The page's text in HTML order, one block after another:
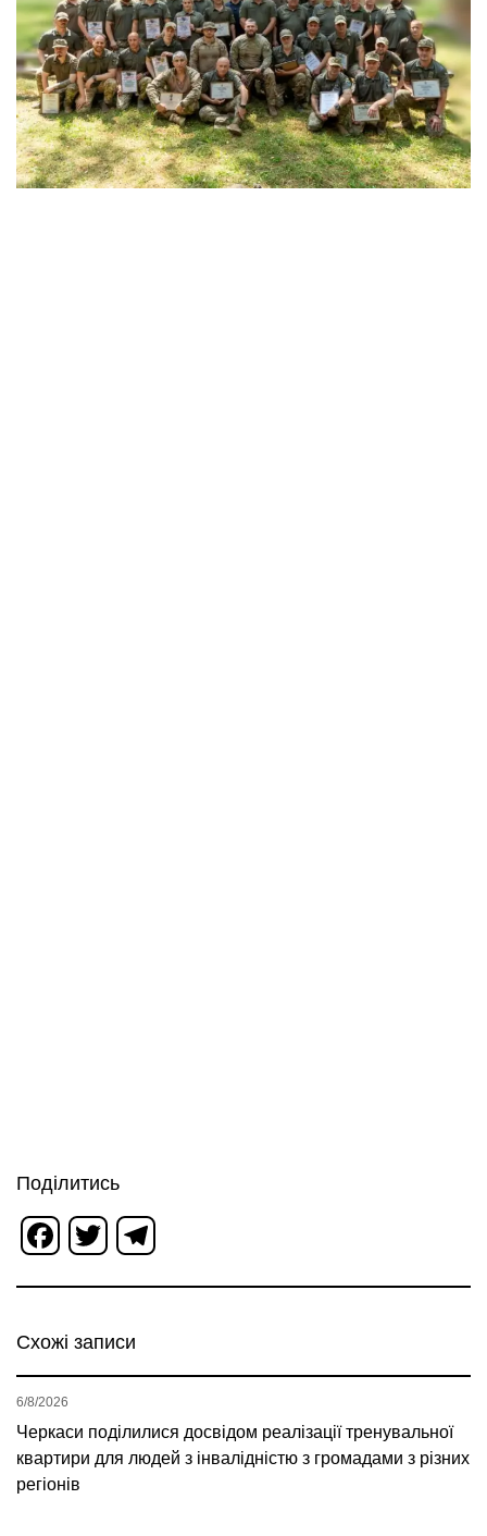
Поділитись
Facebook
Twitter
Схожі записи
Черкаси поділилися досвідом реалізації тренувальної
квартири для людей з інвалідністю з громадами з різних
регіонів
6/8/2026